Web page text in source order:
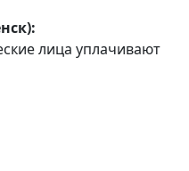
лица уплачивают